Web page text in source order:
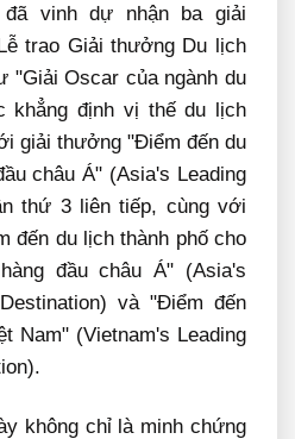
vinh dự nhận ba giải
trao Giải thưởng Du lịch
"Giải Oscar của ngành du
khẳng định vị thế du lịch
giải thưởng "Điểm đến du
châu Á" (Asia's Leading
thứ 3 liên tiếp, cùng với
đến du lịch thành phố cho
đầu châu Á" (Asia's
và "Điểm đến
Nam" (Vietnam's Leading
không chỉ là minh chứng